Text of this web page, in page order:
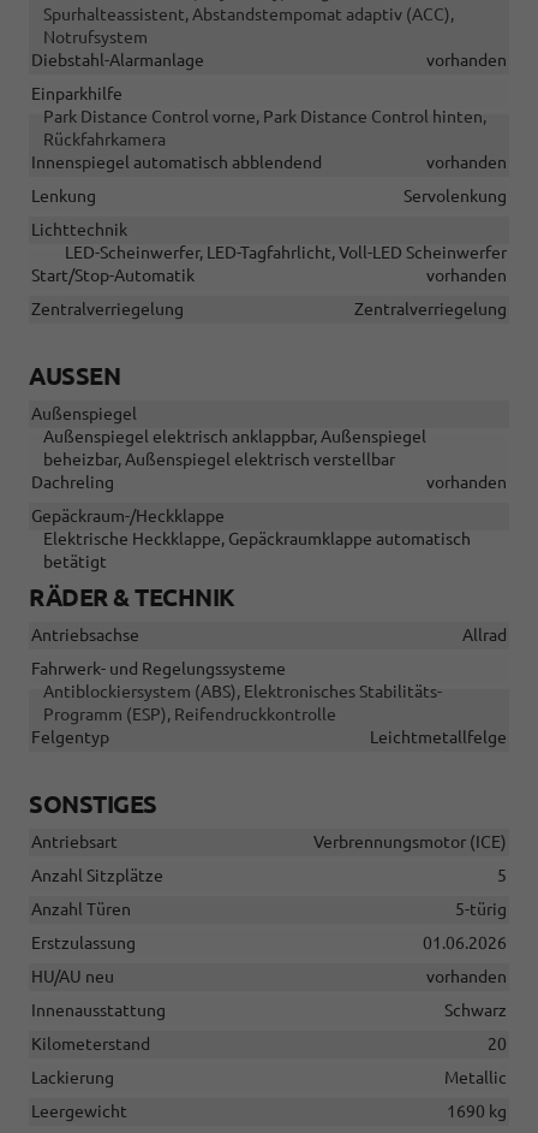
Spurhalteassistent, Abstandstempomat adaptiv (ACC),
Notrufsystem
Diebstahl-Alarmanlage
vorhanden
Einparkhilfe
Park Distance Control vorne, Park Distance Control hinten,
Rückfahrkamera
Innenspiegel automatisch abblendend
vorhanden
Lenkung
Servolenkung
Lichttechnik
LED-Scheinwerfer, LED-Tagfahrlicht, Voll-LED Scheinwerfer
Start/Stop-Automatik
vorhanden
Zentralverriegelung
Zentralverriegelung
AUSSEN
Außenspiegel
Außenspiegel elektrisch anklappbar, Außenspiegel
beheizbar, Außenspiegel elektrisch verstellbar
Dachreling
vorhanden
Gepäckraum-/Heckklappe
Elektrische Heckklappe, Gepäckraumklappe automatisch
betätigt
RÄDER & TECHNIK
Antriebsachse
Allrad
Fahrwerk- und Regelungssysteme
Antiblockiersystem (ABS), Elektronisches Stabilitäts-
Programm (ESP), Reifendruckkontrolle
Felgentyp
Leichtmetallfelge
SONSTIGES
Antriebsart
Verbrennungsmotor (ICE)
Anzahl Sitzplätze
5
Anzahl Türen
5-türig
Erstzulassung
01.06.2026
HU/AU neu
vorhanden
Innenausstattung
Schwarz
Kilometerstand
20
Lackierung
Metallic
Leergewicht
1690 kg